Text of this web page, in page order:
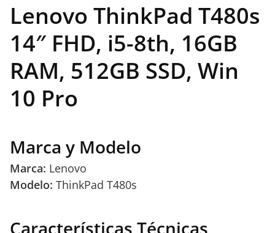
Lenovo ThinkPad T480s
14″ FHD, i5-8th, 16GB
RAM, 512GB SSD, Win
10 Pro
Marca y Modelo
Marca: Lenovo
Modelo: ThinkPad T480s
Características Técnicas